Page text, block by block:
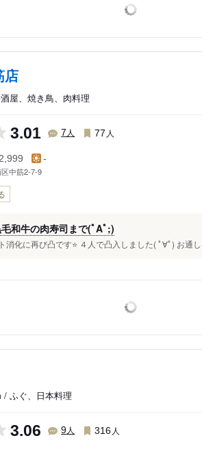
店
屋、焼き鳥、肉料理
3.01 7 人 77 人
-
中筋2-7-9
和牛の肉寿司まで(ﾟAﾟ;)
消化に再び凸です⭐ ４人で凸入しました( ﾟ∀ﾟ) お通
/ ふぐ、日本料理
3.06 9人 316 人